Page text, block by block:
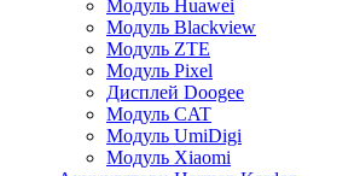
Модуль Huawei
Модуль Blackview
Модуль ZTE
Модуль Pixel
Дисплей Doogee
Модуль CAT
Модуль UmiDigi
Модуль Xiaomi